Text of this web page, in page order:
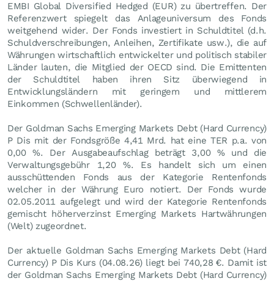
EMBI Global Diversified Hedged (EUR) zu übertreffen. Der
Referenzwert spiegelt das Anlageuniversum des Fonds
weitgehend wider. Der Fonds investiert in Schuldtitel (d.h.
Schuldverschreibungen, Anleihen, Zertifikate usw.), die auf
Währungen wirtschaftlich entwickelter und politisch stabiler
Länder lauten, die Mitglied der OECD sind. Die Emittenten
der Schuldtitel haben ihren Sitz überwiegend in
Entwicklungsländern mit geringem und mittlerem
Einkommen (Schwellenländer).
Der Goldman Sachs Emerging Markets Debt (Hard Currency)
P Dis mit der Fondsgröße 4,41 Mrd. hat eine TER p.a. von
0,00 %. Der Ausgabeaufschlag beträgt 3,00 % und die
Verwaltungsgebühr 1,20 %. Es handelt sich um einen
ausschüttenden Fonds aus der Kategorie Rentenfonds
welcher in der Währung Euro notiert. Der Fonds wurde
02.05.2011 aufgelegt und wird der Kategorie Rentenfonds
gemischt höherverzinst Emerging Markets Hartwährungen
(Welt) zugeordnet.
Der aktuelle Goldman Sachs Emerging Markets Debt (Hard
Currency) P Dis Kurs (04.08.26) liegt bei 740,28 €. Damit ist
der Goldman Sachs Emerging Markets Debt (Hard Currency)